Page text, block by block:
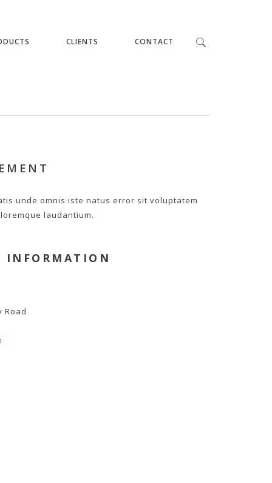
CLIENTS CONTACT
unde omnis iste natus error sit voluptatem
laudantium.
INFORMATION
Road